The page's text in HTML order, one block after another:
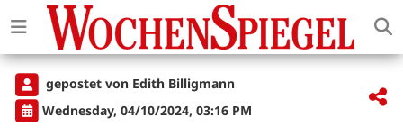
gepostet von Edith Billigmann
Wednesday, 04/10/2024, 03:16 PM